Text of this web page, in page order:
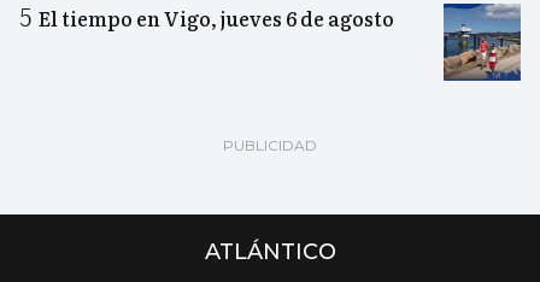
El tiempo en Vigo, jueves 6 de agosto
ATLÁNTICO